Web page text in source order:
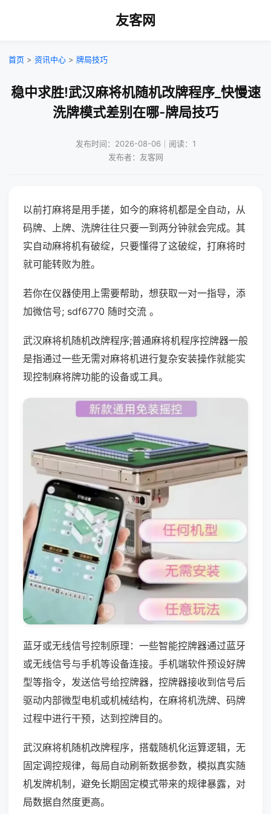
友客网
首页 > 资讯中心 > 牌局技巧
稳中求胜!武汉麻将机随机改牌程序_快慢速
洗牌模式差别在哪-牌局技巧
发布时间：2026-08-06｜阅读：1
发布者：友客网
以前打麻将是用手搓，如今的麻将机都是全自动，从
码牌、上牌、洗牌往往只要一到两分钟就会完成。其
实自动麻将机有破绽，只要懂得了这破绽，打麻将时
就可能转败为胜。
若你在仪器使用上需要帮助，想获取一对一指导，添
加微信号; sdf6770 随时交流 。
武汉麻将机随机改牌程序;普通麻将机程序控牌器一般
是指通过一些无需对麻将机进行复杂安装操作就能实
现控制麻将牌功能的设备或工具。
蓝牙或无线信号控制原理：一些智能控牌器通过蓝牙
或无线信号与手机等设备连接。手机端软件预设好牌
型等指令，发送信号给控牌器，控牌器接收到信号后
驱动内部微型电机或机械结构，在麻将机洗牌、码牌
过程中进行干预，达到控牌目的。
武汉麻将机随机改牌程序，搭载随机化运算逻辑，无
固定调控规律，每局自动刷新数据参数，模拟真实随
机发牌机制，避免长期固定模式带来的规律暴露，对
局数据自然度更高。